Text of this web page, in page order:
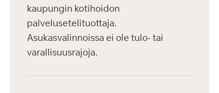
kaupungin kotihoidon
palvelusetelituottaja.
Asukasvalinnoissa ei ole tulo- tai
varallisuusrajoja.